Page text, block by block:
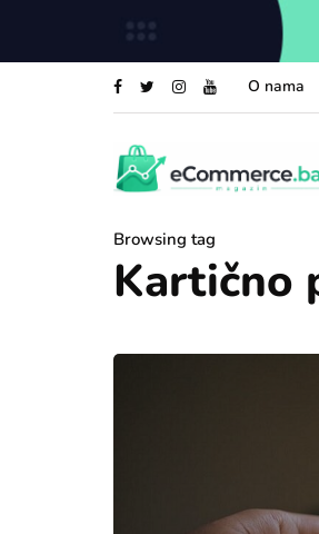
O nama
Browsing tag
Kartično